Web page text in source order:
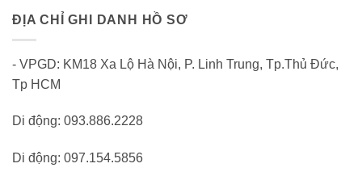
ĐỊA CHỈ GHI DANH HỒ SƠ
- VPGD: KM18 Xa Lộ Hà Nội, P. Linh Trung, Tp.Thủ Đức,
Tp HCM
Di động: 093.886.2228
Di động: 097.154.5856